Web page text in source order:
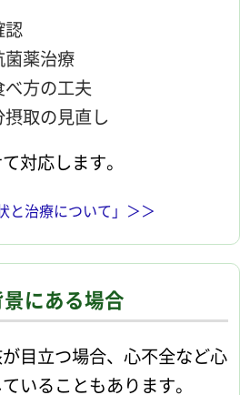
認
薬治療
方の工夫
取の見直し
対応します。
治療について」＞＞
にある場合
目立つ場合、心不全など心
いることもあります。